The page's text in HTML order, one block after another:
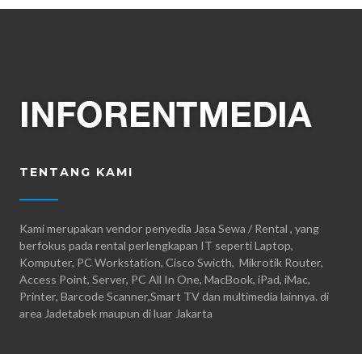
TENTANG KAMI
Kami merupakan vendor penyedia Jasa Sewa / Rental , yang
berfokus pada rental perlengkapan IT seperti Laptop,
Komputer, PC Workstation, Cisco Swicth, Mikrotik Router,
Access Point, Server, PC All In One, MacBook, iPad, iMac,
Printer, Barcode Scanner,Smart TV dan multimedia lainnya. di
area Jadetabek maupun di luar Jakarta